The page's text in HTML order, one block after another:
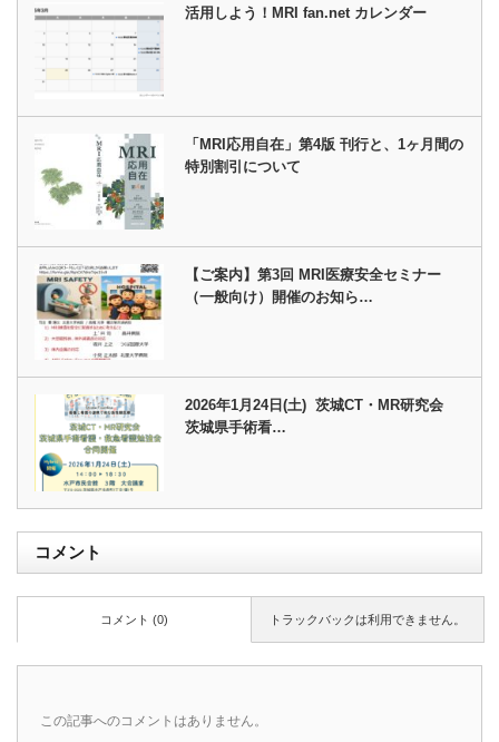
活用しよう！MRI fan.net カレンダー
「MRI応用自在」第4版 刊行と、1ヶ月間の
特別割引について
【ご案内】第3回 MRI医療安全セミナー
（一般向け）開催のお知ら…
2026年1月24日(土) 茨城CT・MR研究会
茨城県手術看…
コメント
トラックバックは利用できません。
コメント (0)
この記事へのコメントはありません。